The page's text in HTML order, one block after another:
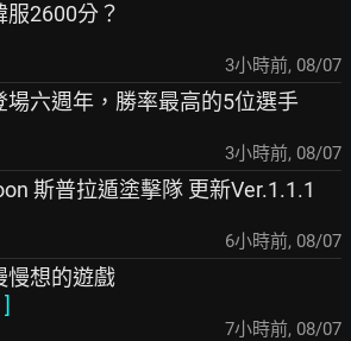
服2600分？
3小時前, 08/07
場六週年，勝率最高的5位選手
3小時前, 08/07
斯普拉遁塗擊隊 更新Ver.1.1.1
6小時前, 08/07
慢想的遊戲
]
7小時前, 08/07